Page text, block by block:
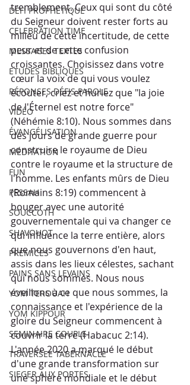
DÉFI PROPHÉTIQUE
CELEBRATION TIME
MESSAGES TEXTES
ETUDES BIBLIQUES
RÉPONSES DÉFIS PAROLE
VIDÉO
ÉVANGÉLISATION
MÉDITATION
FUN
PESSAH
SOUCCOTH
SHAVOUOT
PRÉMICES
PAINS SANS LEVAINS
YOM TEROUAH
YOM KIPPOUR
SEMINAIRE COUPLE
TRAVERSEE TABERNACLE
SIEGER AUX PORTES
tremblement. Ceux qui sont du côté
du Seigneur doivent rester forts au
milieu de cette incertitude, de cette
peur et de cette confusion
croissantes. Choisissez dans votre
cœur la voix de qui vous voulez
écouter, criez et hurlez que "la joie
de l'Éternel est notre force"
(Néhémie 8:10). Nous sommes dans
des jours de grande guerre pour
construire le royaume de Dieu
contre le royaume et la structure de
l'homme. Les enfants mûrs de Dieu
(Romains 8:19) commencent à
bouger avec une autorité
gouvernementale qui va changer ce
qui influence la terre entière, alors
que nous gouvernons d'en haut,
assis dans les lieux célestes, sachant
qui nous sommes. Nous nous
éveillons à ce que nous sommes, la
connaissance et l'expérience de la
gloire du Seigneur commencent à
couvrir la terre (Habacuc 2:14).
L'année 2020 a marqué le début
d'une grande transformation sur
une sphère mondiale et le début